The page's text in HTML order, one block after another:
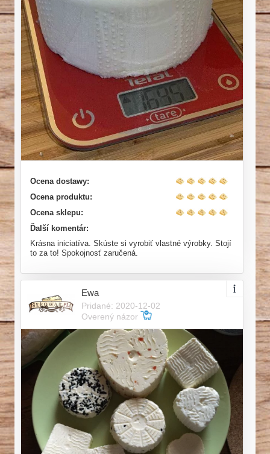
Ocena dostawy:
Ocena produktu:
Ocena sklepu:
Ďalší komentár:
Krásna iniciatíva. Skúste si vyrobiť vlastné výrobky. Stojí
to za to! Spokojnosť zaručená.
Ewa
Pridané: 2020-12-02
Overený názor